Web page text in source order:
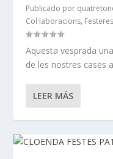
Publicado por
Col·laboracions,
Aquesta vesprada
de les nostres cases
LEER MÁS